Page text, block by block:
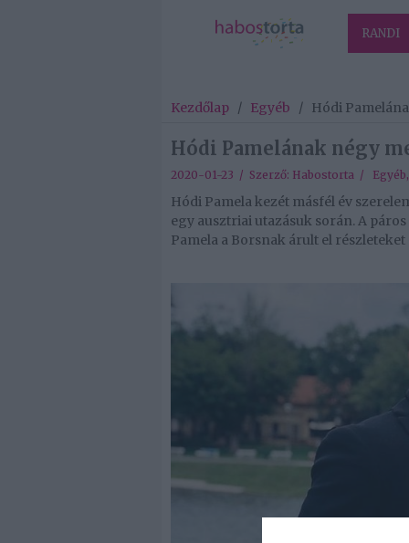
RANDI
Kezdőlap / Egyéb / Hódi
Hódi Pamelának négy
2020-01-23 / Szerző: Habostorta / Egyéb,
Hódi Pamela kezét másfél év
egy ausztriai utazásuk során. A
Pamela a Borsnak árult el